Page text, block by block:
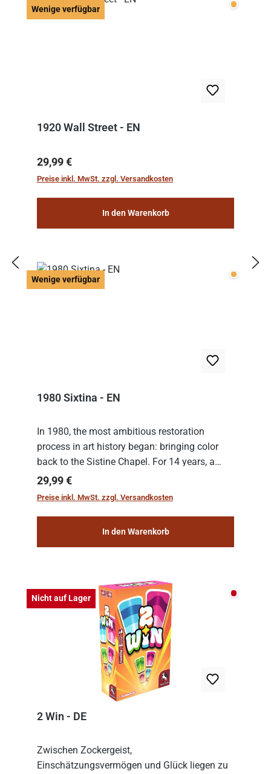
Wenige verfügbar Wenige
1920 Wall Street - EN
Regulärer Preis:
29,99 €
Preise inkl. MwSt. zzgl. Versandkosten
In den Warenkorb
Wenige verfügbar Wenige
1980 Sixtina - EN
In 1980, the most ambitious restoration
process in art history began: bringing color
back to the Sistine Chapel. For 14 years, a
team of experts from the Vatican undertook
the meticulous job of cleaning and
Regulärer Preis:
29,99 €
Preise inkl. MwSt. zzgl. Versandkosten
In den Warenkorb
Nicht auf Lager Nicht
2 Win - DE
Zwischen Zockergeist,
Einschätzungsvermögen und Glück liegen zu